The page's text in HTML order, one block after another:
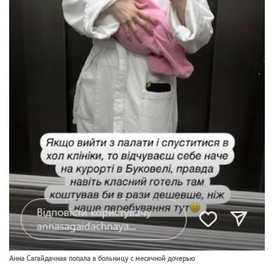
Анна Сагайдачная попала в больницу с месячной дочерью